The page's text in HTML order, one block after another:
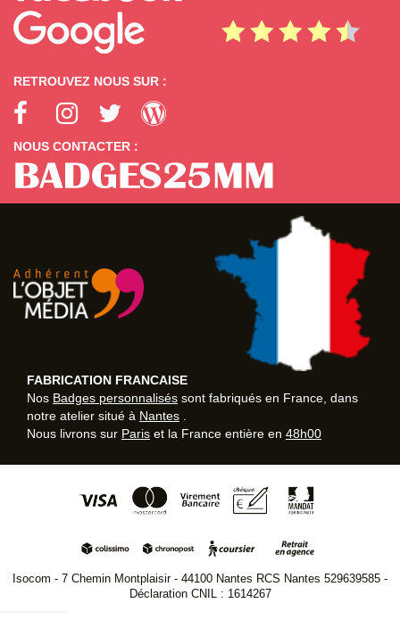
RETROUVEZ NOUS SUR :
NOUS CONTACTER :
FABRICATION FRANCAISE
Nos Badges personnalisés sont fabriqués en France, dans
notre atelier situé à Nantes
Nous livrons sur Paris et la France entière en 48h00
Isocom - 7 Chemin Montplaisir - 44100 Nantes RCS Nantes 529639585 -
Déclaration CNIL : 1614267